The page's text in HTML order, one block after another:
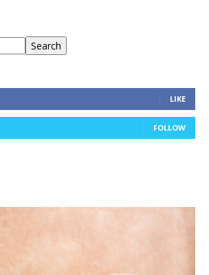
Search
LIKE
FOLLOW